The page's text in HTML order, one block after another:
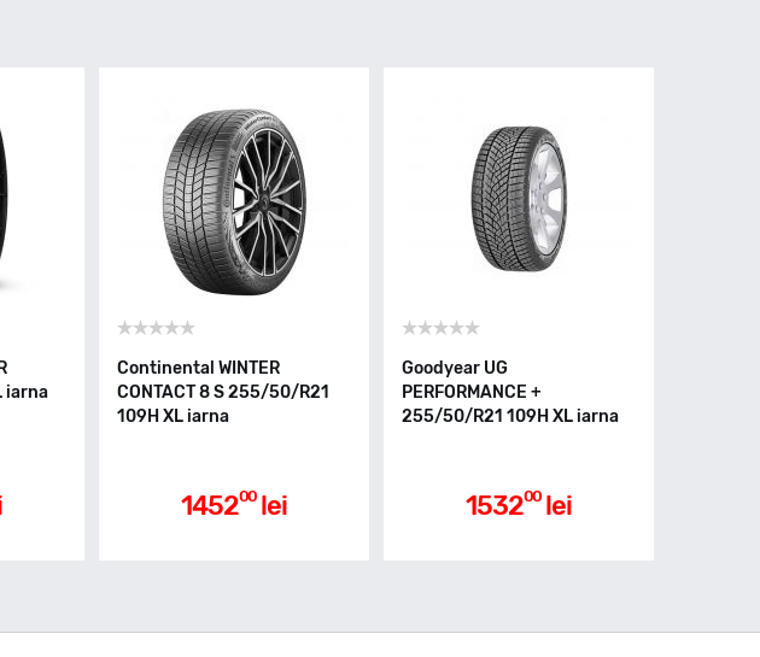
iarna
Continental WINTER
CONTACT 8 S 255/50/R21
109H XL iarna
145200 lei
Goodyear UG
PERFORMANCE +
255/50/R21 109H XL iarna
153200 lei